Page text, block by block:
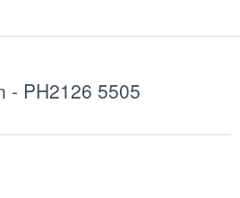
- PH2126 5505